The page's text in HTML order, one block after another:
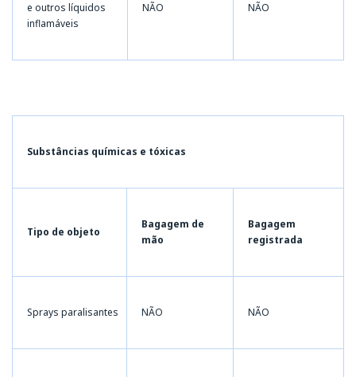
e outros líquidos
inflamáveis
NÃO NÃO
Substâncias químicas e tóxicas
Tipo de objeto
Bagagem de
mão
Bagagem
registrada
Sprays paralisantes NÃO NÃO